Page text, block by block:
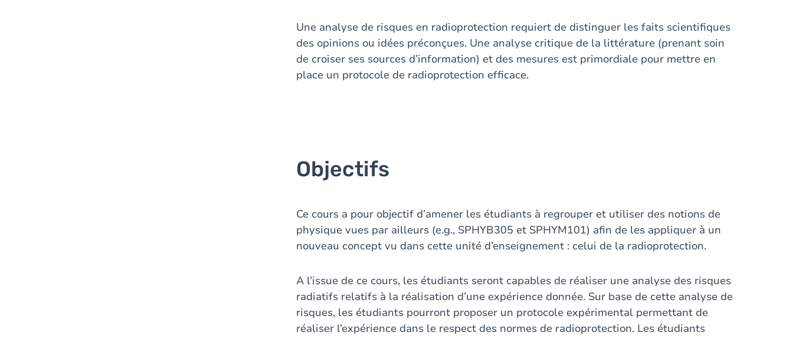
Une analyse de risques en radioprotection requiert de distinguer les faits scientifiques
des opinions ou idées préconçues. Une analyse critique de la littérature (prenant soin
de croiser ses sources d’information) et des mesures est primordiale pour mettre en
place un protocole de radioprotection efficace.
Objectifs
Ce cours a pour objectif d’amener les étudiants à regrouper et utiliser des notions de
physique vues par ailleurs (e.g., SPHYB305 et SPHYM101) afin de les appliquer à un
nouveau concept vu dans cette unité d’enseignement : celui de la radioprotection.
A l’issue de ce cours, les étudiants seront capables de réaliser une analyse des risques
radiatifs relatifs à la réalisation d’une expérience donnée. Sur base de cette analyse de
risques, les étudiants pourront proposer un protocole expérimental permettant de
réaliser l’expérience dans le respect des normes de radioprotection. Les étudiants